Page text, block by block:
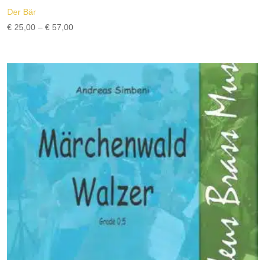
Der Bär
€ 25,00 – € 57,00Preisspanne: